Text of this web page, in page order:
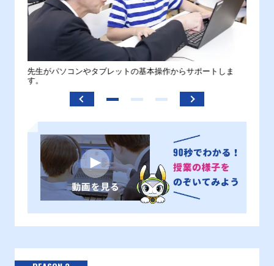
先生がパソコンやタブレットの基本操作からサポートしま
す。